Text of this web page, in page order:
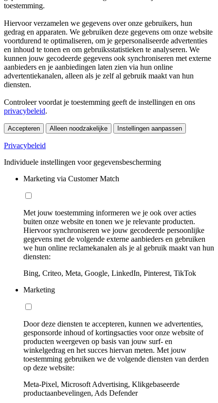
toestemming.
Hiervoor verzamelen we gegevens over onze gebruikers, hun
gedrag en apparaten. We gebruiken deze gegevens om onze website
voortdurend te optimaliseren, om je gepersonaliseerde advertenties
en inhoud te tonen en om gebruiksstatistieken te analyseren. We
kunnen jouw gecodeerde gegevens ook synchroniseren met externe
aanbieders en je aanbiedingen laten zien via hun online
advertentiekanalen, alleen als je zelf al gebruik maakt van hun
diensten.
Controleer voordat je toestemming geeft de instellingen en ons
privacybeleid.
Accepteren Alleen noodzakelijke Instellingen aanpassen
Privacybeleid
Individuele instellingen voor gegevensbescherming
Marketing via Customer Match
Met jouw toestemming informeren we je ook over acties
buiten onze website en tonen we je relevante producten.
Hiervoor synchroniseren we jouw gecodeerde persoonlijke
gegevens met de volgende externe aanbieders en gebruiken
we hun online reclamekanalen als je al gebruik maakt van hun
diensten:
Bing, Criteo, Meta, Google, LinkedIn, Pinterest, TikTok
Marketing
Door deze diensten te accepteren, kunnen we advertenties,
gesponsorde inhoud of kortingsacties voor onze website of
producten weergeven op basis van jouw surf- en
winkelgedrag en het succes hiervan meten. Met jouw
toestemming gebruiken we de volgende diensten van derden
op deze website:
Meta-Pixel, Microsoft Advertising, Klikgebaseerde
productaanbevelingen, Ads Defender